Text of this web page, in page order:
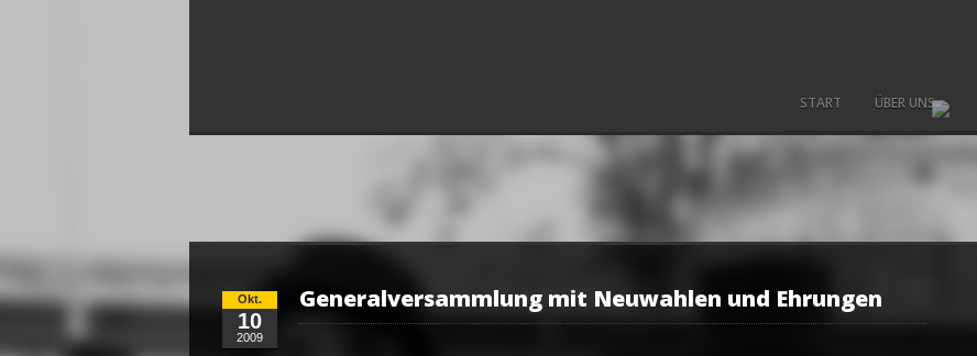
START ÜBER UNS
Okt.
10
2009
Generalversammlung mit Neuwahlen und Ehrungen